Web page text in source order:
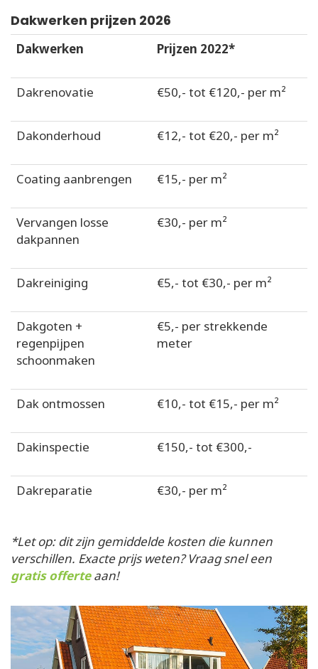
Dakwerken prijzen 2026
Dakwerken Prijzen 2022*
Dakrenovatie €50,- tot €120,- per m²
Dakonderhoud €12,- tot €20,- per m²
Coating aanbrengen €15,- per m²
Vervangen losse
dakpannen
€30,- per m²
Dakreiniging €5,- tot €30,- per m²
Dakgoten +
regenpijpen
schoonmaken
€5,- per strekkende
meter
Dak ontmossen €10,- tot €15,- per m²
Dakinspectie €150,- tot €300,-
Dakreparatie €30,- per m²
*Let op: dit zijn gemiddelde kosten die kunnen
verschillen. Exacte prijs weten? Vraag snel een
gratis offerteaan!